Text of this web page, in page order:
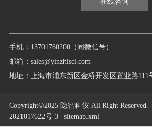
手机：13701760200（同微信号）
邮箱：sales@yinzhisci.com
地址：上海市浦东新区金桥开发区置业路111
Copyright©2025 隐智科仪 All Right Reserved.
2021017622号-3
sitemap.xml